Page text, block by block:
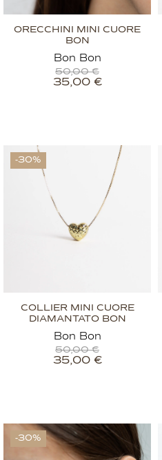
ORECCHINI MINI CUORE
BON
Bon Bon
50,00€
35,00 €
-30%
COLLIER MINI CUORE
DIAMANTATO BON
Bon Bon
50,00€
35,00 €
-30%